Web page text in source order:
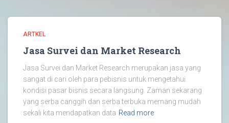
ARTKEL
Jasa Survei dan Market Research
Jasa Survei dan Market Research merupakan jasa yang
sangat di cari oleh para pebisnis untuk mengetahui
kondisi pasar bisnis secara langsung. Zaman sekarang
yang serba canggih dan serba terbuka memang mudah
sekali kita mendapatkan data Read more